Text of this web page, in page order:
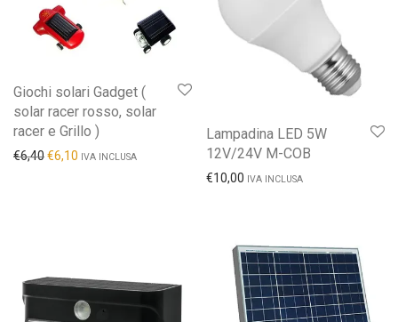
Giochi solari Gadget (
solar racer rosso, solar
racer e Grillo )
€6,40€6,10 IVA INCLUSA
Lampadina LED 5W
12V/24V M-COB
€10,00 IVA INCLUSA